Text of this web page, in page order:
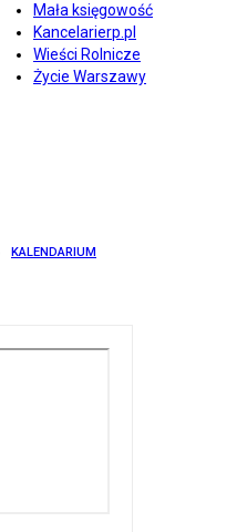
Mała księgowość
Kancelarierp.pl
Wieści Rolnicze
Życie Warszawy
KALENDARIUM